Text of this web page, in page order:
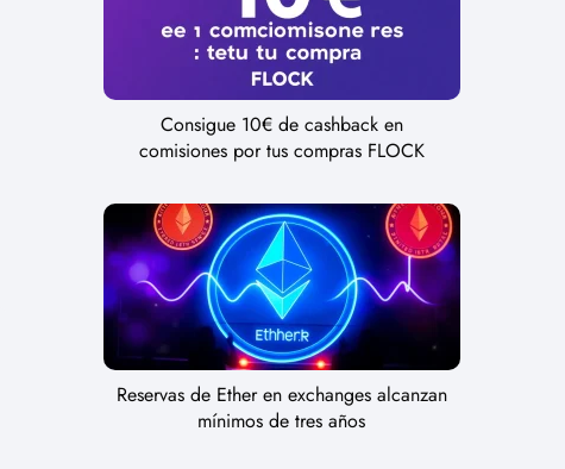
Consigue 10€ de cashback en
comisiones por tus compras FLOCK
Reservas de Ether en exchanges alcanzan
mínimos de tres años